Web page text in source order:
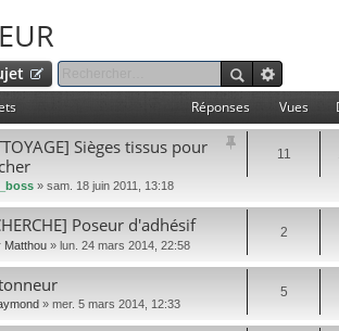
Réponses Vues
Sièges tissus pour
» sam. 18 juin 2011, 13:18
11
Poseur d'adhésif
Matthou » lun. 24 mars 2014, 22:58
2
» mer. 5 mars 2014, 12:33
5